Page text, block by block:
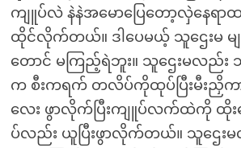
ကျူပ်လဲ နဲနဲအမောပြေတော့လှဲနေရာထပ
ထိုင်လိုက်တယ်။ ဒါပေမယ့် သူဌေးမ မ
တောင် မကြည့်ရဲဘူး။ သူဌေးမလည်
က စီးကရက် တလိပ်ကိုထုပ်ပြီးမီးညှိကာ
လေး ဖွာလိုက်ပြီးကျူပ်လက်ထဲကို ထိုး
ပ်လည်း ယူပြီးဖွာလိုက်တယ်။ သူဌေးမ